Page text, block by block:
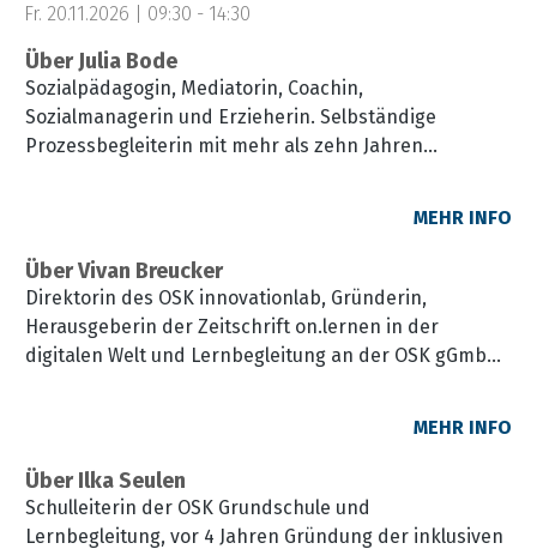
Fr. 20.11.2026 | 09:30 - 14:30
Über Julia Bode
Sozialpädagogin, Mediatorin, Coachin,
Sozialmanagerin und Erzieherin. Selbständige
Prozessbegleiterin mit mehr als zehn Jahren
Schwerpunkte liegen in der praxisnahen Begleitung
von Entwicklungsprozessen sozialer Einrichtungen
und deren Mitarbeitenden, insbesondere in der
Team- und Konzeptentwicklung. Spezialgebiet:
Kindertagesstätten und Offene Ganztagsschulen
MEHR INFO
Über Vivan Breucker
Direktorin des OSK innovationlab, Gründerin,
Herausgeberin der Zeitschrift on.lernen in der
digitalen Welt und Lernbegleitung an der OSK gGmbH
Bildungspraxis verwurzelt. Als Leiterin des OSK
innovationlab schlägt sie die Brücke zwischen Theorie
und gelebtem Schulalltag. Ihr Fokus liegt darauf,
MEHR INFO
Über Ilka Seulen
Schulleiterin der OSK Grundschule und
Lernbegleitung, vor 4 Jahren Gründung der inklusiven